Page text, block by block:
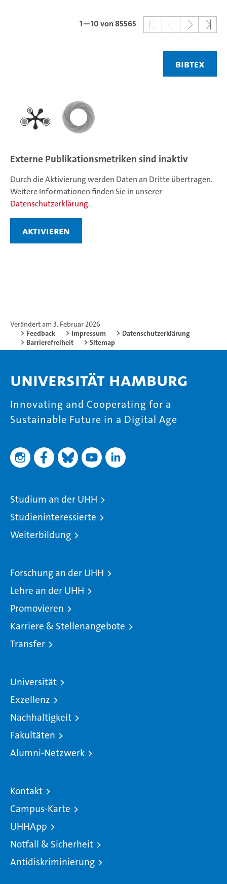
1—10von 85565
BIBTEX
Externe Publikationsmetriken sind inaktiv
Durch die Aktivierung werden Daten an Dritte übertragen.
Weitere Informationen finden Sie in unserer
Datenschutzerklärung.
aktivieren
Verändert am 3. Februar 2026
Feedback
Impressum
Datenschutzerklärung
Barrierefreiheit
Sitemap
Universität Hamburg
Innovating and Cooperating for a
Sustainable Future in a Digital Age
Studium an der UHH
Studieninteressierte
Weiterbildung
Forschung an der UHH
Lehre an der UHH
Promovieren
Karriere & Stellenangebote
Transfer
Universität
Exzellenz
Nachhaltigkeit
Fakultäten
Alumni-Netzwerk
Kontakt
Campus-Karte
UHHApp
Notfall & Sicherheit
Antidiskriminierung